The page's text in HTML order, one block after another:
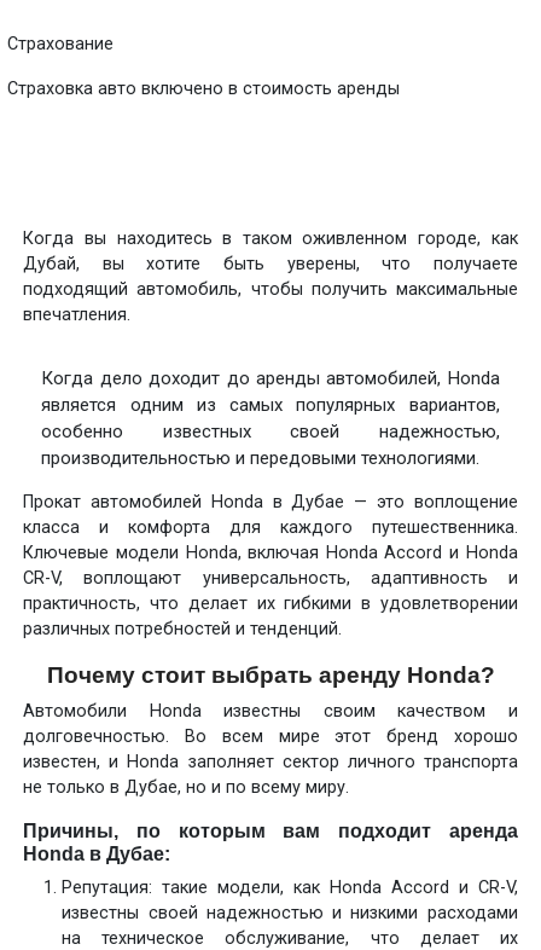
Страхование
Страховка авто включено в стоимость аренды
Когда вы находитесь в таком оживленном городе, как
Дубай, вы хотите быть уверены, что получаете
подходящий автомобиль, чтобы получить максимальные
впечатления.
Когда дело доходит до аренды автомобилей, Honda
является одним из самых популярных вариантов,
особенно известных своей надежностью,
производительностью и передовыми технологиями.
Прокат автомобилей Honda в Дубае — это воплощение
класса и комфорта для каждого путешественника.
Ключевые модели Honda, включая Honda Accord и Honda
CR-V, воплощают универсальность, адаптивность и
практичность, что делает их гибкими в удовлетворении
различных потребностей и тенденций.
Почему стоит выбрать аренду Honda?
Автомобили Honda известны своим качеством и
долговечностью. Во всем мире этот бренд хорошо
известен, и Honda заполняет сектор личного транспорта
не только в Дубае, но и по всему миру.
Причины, по которым вам подходит аренда
Honda в Дубае:
Репутация: такие модели, как Honda Accord и CR-V,
известны своей надежностью и низкими расходами
на техническое обслуживание, что делает их